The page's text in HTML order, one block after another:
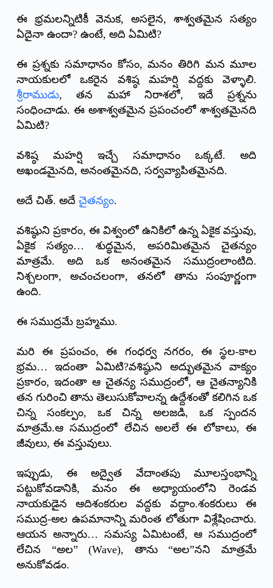
ఈ భ్రమలన్నిటికీ వెనుక, అసలైన, శాశ్వతమైన సత్యం
ఏదైనా ఉందా? ఉంటే, అది ఏమిటి?
ఈ ప్రశ్నకు సమాధానం కోసం, మనం తిరిగి మన మూల
నాయకులలో ఒకరైన వశిష్ఠ మహర్షి వద్దకు వెళ్ళాలి.
శ్రీరాముడు, తన మహా నిరాశలో, ఇదే ప్రశ్నను
సంధించాడు. ఈ అశాశ్వతమైన ప్రపంచంలో శాశ్వతమైనది
ఏమిటి?
వశిష్ఠ మహర్షి ఇచ్చే సమాధానం ఒక్కటే. అది
అఖండమైనది, అనంతమైనది, సర్వవ్యాపితమైనది.
అదే చిత్. అదే చైతన్యం.
వశిష్ఠుని ప్రకారం, ఈ విశ్వంలో ఉనికిలో ఉన్న ఏకైక వస్తువు,
ఏకైక సత్యం… శుద్ధమైన, అపరిమితమైన చైతన్యం
మాత్రమే. అది ఒక అనంతమైన సముద్రంలాంటిది.
నిశ్చలంగా, అచంచలంగా, తనలో తాను సంపూర్ణంగా
ఉంది.
ఈ సముద్రమే బ్రహ్మము.
మరి ఈ ప్రపంచం, ఈ గంధర్వ నగరం, ఈ స్థల-కాల
భ్రమ… ఇదంతా ఏమిటి?వశిష్ఠుని అద్భుతమైన వాక్యం
ప్రకారం, ఇదంతా ఆ చైతన్య సముద్రంలో, ఆ చైతన్యానికి
తన గురించి తాను తెలుసుకోవాలన్న ఉద్దేశంతో కలిగిన ఒక
చిన్న సంకల్పం, ఒక చిన్న అలజడి, ఒక స్పందన
మాత్రమే.ఆ సముద్రంలో లేచిన అలలే ఈ లోకాలు, ఈ
జీవులు, ఈ వస్తువులు.
ఇప్పుడు, ఈ అద్వైత వేదాంతపు మూలస్తంభాన్ని
పట్టుకోవడానికి, మనం ఈ అధ్యాయంలోని రెండవ
నాయకుడైన ఆదిశంకరుల వద్దకు వద్దాం.శంకరులు ఈ
సముద్ర-అల ఉపమానాన్ని మరింత లోతుగా విశ్లేషించారు.
ఆయన అన్నారు… సమస్య ఏమిటంటే, ఆ సముద్రంలో
లేచిన “అల” (Wave), తాను “అల”నని మాత్రమే
అనుకోవడం.